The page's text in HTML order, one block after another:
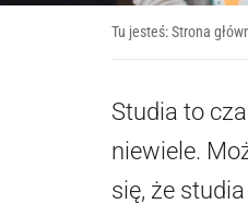
Tu jesteś:Strona
Studia to
niewiele.
się, że